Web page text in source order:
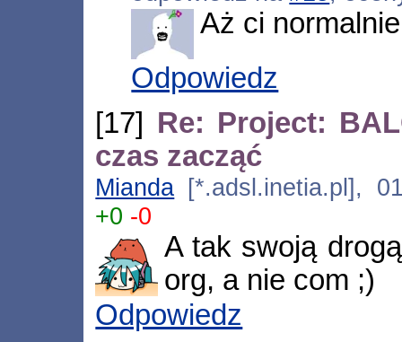
Aż ci
Odpowiedz
[17] Re: Project:
czas zacząć
Mianda [*.adsl.inetia.pl],
+0 -0
A tak swoją
org, a nie com ;)
Odpowiedz